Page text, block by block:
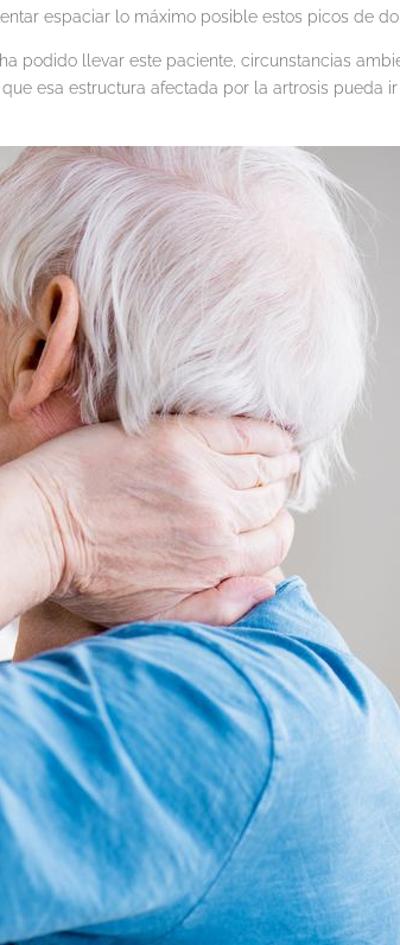
espaciar lo máximo posible estos picos de
podido llevar este paciente, circunstancias
esa estructura afectada por la artrosis pueda